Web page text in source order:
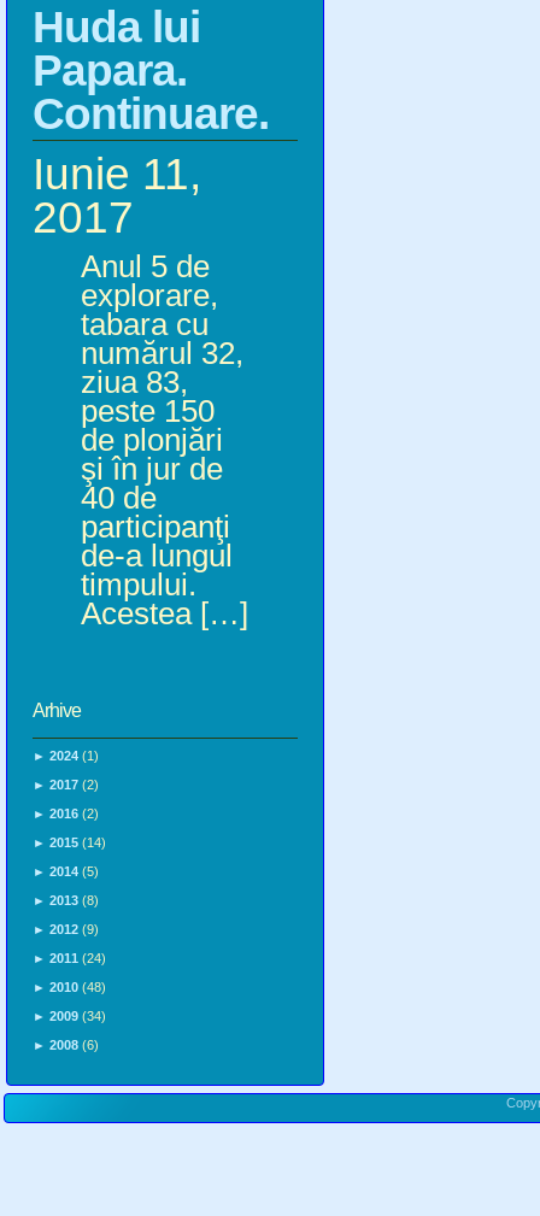
Huda lui
Papara.
Continuare.
Iunie 11,
2017
Anul 5 de
explorare,
tabara cu
numărul 32,
ziua 83,
peste 150
de plonjări
şi în jur de
40 de
participanţi
de-a lungul
timpului.
Acestea […]
Arhive
► 2024 (1)
► 2017 (2)
► 2016 (2)
► 2015 (14)
► 2014 (5)
► 2013 (8)
► 2012 (9)
► 2011 (24)
► 2010 (48)
► 2009 (34)
► 2008 (6)